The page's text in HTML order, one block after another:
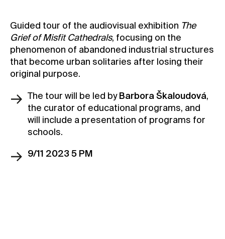
Press
Rentals
Vacancies
Guided tour of the audiovisual exhibition The
Grief of Misfit Cathedrals, focusing on the
phenomenon of abandoned industrial structures
that become urban solitaries after losing their
original purpose.
The tour will be led by Barbora Škaloudová,
the curator of educational programs, and
will include a presentation of programs for
schools.
9/11 2023 5 PM